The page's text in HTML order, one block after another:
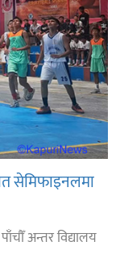
सेमिफाइनलमा
अन्तर विद्यालय